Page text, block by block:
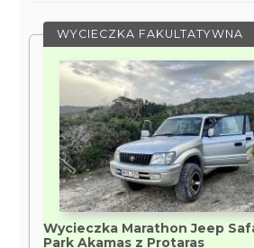
WYCIECZKA FAKULTATYWNA
Wycieczka Marathon Jeep
Park Akamas z Protaras